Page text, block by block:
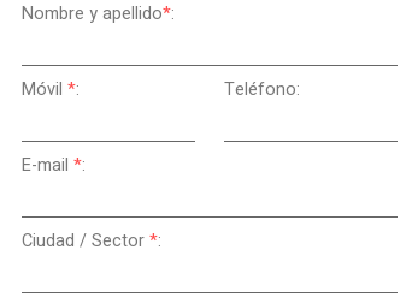
Nombre y apellido*:
Móvil *: Teléfono:
E-mail *:
Ciudad / Sector*: